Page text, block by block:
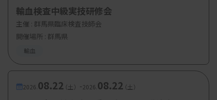
輸血検査中級実技研修会
主催 : 群馬県臨床検査技師会
開催場所 : 群馬県
輸血
2026. 08.22（土） -2026. 08.22（土）